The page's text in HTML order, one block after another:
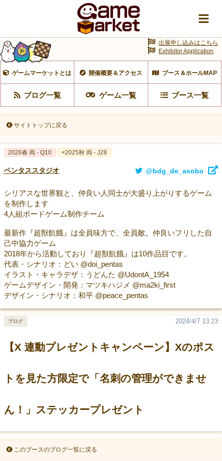
ゲームマーケットとは 開催概要＆アクセス ブース＆ホールMAP
ブログ一覧 ゲーム一覧 ブース一覧
出展申し込みはこちら
Exhibitor Application
サイトトップに戻る
2026春 両 - Q10 <2025秋 両 - J28
ペンタススタジオ @bdg_de_asobo
シリアスな世界観と、仲良い人同士が大盛り上がりするゲーム
を制作します
4人組ボードゲーム制作チーム
最新作『超獣飢餓』は全員味方で、全員敵。仲良いフリした自
己中協力ゲーム
2018年から活動しており『超獣飢餓』は10作品目です。
代表・シナリオ：どい @doi_pentas
イラスト・キャラデザ：うどんた @UdontA_1954
ゲームデザイン・開発：マツキハジメ @ma2ki_first
デザイン・シナリオ：和平 @peace_pentas
【X 連動プレゼントキャンペーン】Xのポス
トを見た方限定で「名刺の管理ができませ
ん！」ステッカープレゼント
2024/4/7 13:23
ブログ
このブースのブログ一覧に戻る